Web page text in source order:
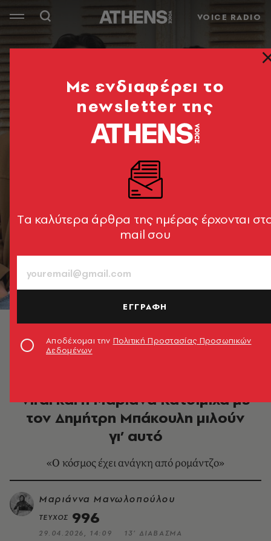
VOICE RADIO
Μαριάνα Κατσιμίχα, Δημήτρης Μπάκουλης ©
viral και η Μαριάνα Κατσιμίχα με
τον Δημήτρη Μπάκουλη μιλούν
γι’ αυτό
«Ο κόσμος έχει ανάγκη από ρομάντζο»
Μαριάννα Μανωλοπούλου
ΤΕΥΧΟΣ 996
29.04.2026, 14:09
13’ ΔΙΑΒΑΣΜΑ
Mε ενδιαφέρει το
newsletter της
Tα καλύτερα άρθρα της ημέρας έρχονται
mail σου
ΕΓΓΡΑΦΗ
Αποδέχομαι την Πολιτική Προστασίας Προσωπικών
Δεδομένων